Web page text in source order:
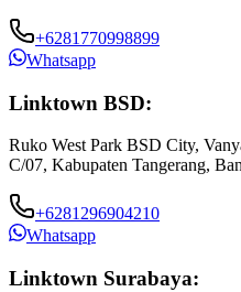
+6281770998899
Whatsapp
Linktown BSD:
Ruko West Park BSD City,
C/07, Kabupaten Tangerang,
+6281296904210
Whatsapp
Linktown Surabaya: